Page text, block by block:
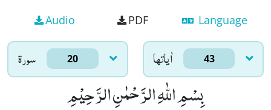
Audio PDF Language
سورۃ 20 اٰياتها 43
بِسْمِ اللّٰهِ الرَّحْمٰنِ الرَّحِیْمِ